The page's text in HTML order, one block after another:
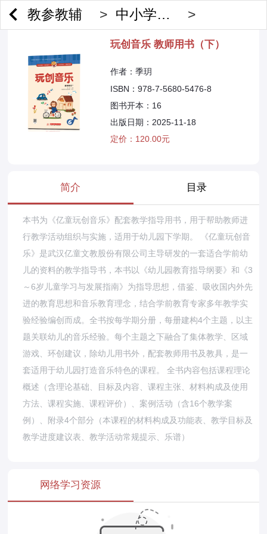
教参教辅 > 中小学教辅 >
玩创音乐 教师用书（下）
作者：季玥
ISBN：978-7-5680-5476-8
图书开本：16
出版日期：2025-11-18
定价：120.00元
简介 目录
本书为《亿童玩创音乐》配套教学指导用书，用于帮助教师进
行教学活动组织与实施，适用于幼儿园下学期。 《亿童玩创音
乐》是武汉亿童文教股份有限公司主导研发的一套适合学前幼
儿的资料的教学指导书，本书以《幼儿园教育指导纲要》和《3
～6岁儿童学习与发展指南》为指导思想，借鉴、吸收国内外先
进的教育思想和音乐教育理念，结合学前教育专家多年教学实
验经验编创而成。全书按每学期分册，每册建构4个主题，以主
题关联幼儿的音乐经验。每个主题之下融合了集体教学、区域
游戏、环创建议，除幼儿用书外，配套教师用书及教具，是一
套适用于幼儿园打造音乐特色的课程。 全书内容包括课程理论
概述（含理论基础、目标及内容、课程主张、材料构成及使用
方法、课程实施、课程评价）、案例活动（含16个教学案
例）、附录4个部分（本课程的材料构成及功能表、教学目标及
教学进度建议表、教学活动常规提示、乐谱）
网络学习资源